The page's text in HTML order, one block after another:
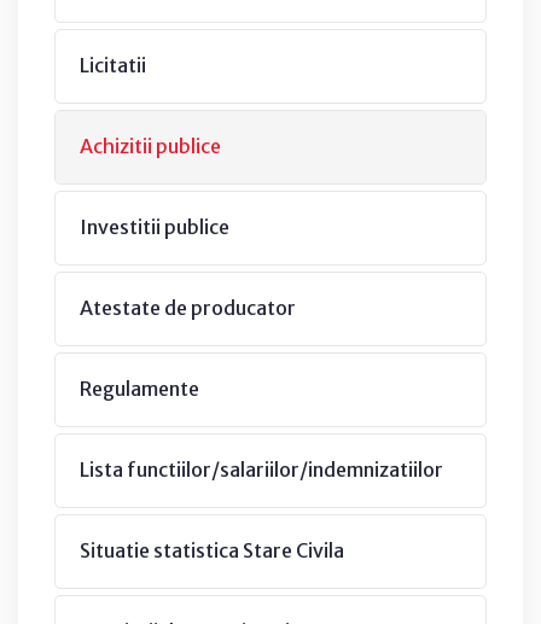
Licitatii
Achizitii publice
Investitii publice
Atestate de producator
Regulamente
Lista functiilor/salariilor/indemnizatiilor
Situatie statistica Stare Civila